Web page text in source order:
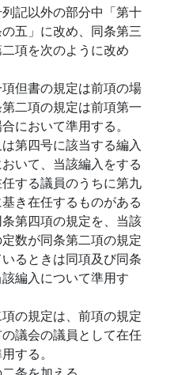
記以外の部分中「第十
五」に改め、同条第三
項を次のように改め
但書の規定は前項の場
二項の規定は前項第一
において準用する。
第四号に該当する編入
いて、当該編入をする
する議員のうちに第九
き在任するものがある
第四項の規定を、当該
数が同条第二項の規定
るときは同項及び同条
編入について準用す
の規定は、前項の規定
議会の議員として在任
する。